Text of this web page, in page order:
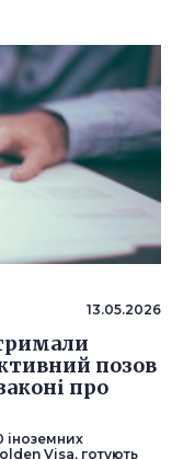
13.05.2026
позов
про
іноземних
Visa, готують